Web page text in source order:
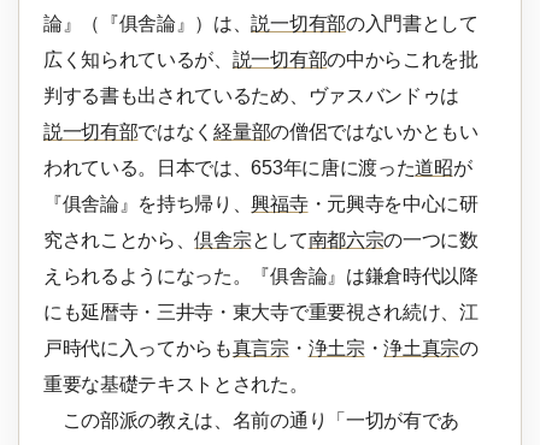
論』（『俱舎論』）は、説一切有部の入門書として
広く知られているが、 説一切有部の中からこれを批
判する書も出されているため、ヴァスバンドゥは
説一切有部ではなく経量部の僧侶ではないかともい
われている。日本では、653年に唐に渡った道昭が
『俱舎論』を持ち帰り、興福寺・元興寺を中心に研
究されことから、倶舎宗として南都六宗の一つに数
えられるようになった。『俱舎論』は鎌倉時代以降
にも延暦寺・三井寺・東大寺で重要視され続け、江
戸時代に入ってからも真言宗・ 浄土宗・浄土真宗の
重要な基礎テキストとされた。
この部派の教えは、名前の通り「一切が有であ